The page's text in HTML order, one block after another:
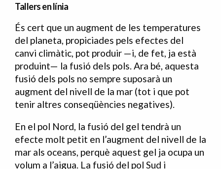
Tallers en línia
És cert que un augment de les temperatures
del planeta, propiciades pels efectes del
canvi climàtic, pot produir —i, de fet, ja està
produint— la fusió dels pols. Ara bé, aquesta
fusió dels pols no sempre suposarà un
augment del nivell de la mar (tot i que pot
tenir altres conseqüències negatives).
En el pol Nord, la fusió del gel tendrà un
efecte molt petit en l’augment del nivell de la
mar als oceans, perquè aquest gel ja ocupa un
volum a l’aigua. La fusió del pol Sud i